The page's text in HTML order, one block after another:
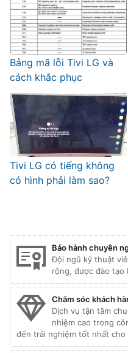
Bảng mã lỗi Tivi LG và
cách khắc phục
Tivi LG có tiếng không
có hình phải làm sao?
Bảo hành chuyên
Đội ngũ kỹ thuật
rộng, được đào tạo
Chăm sóc khách
Dịch vụ tận tâm
nhiệm cao trong
đến trải nghiệm tốt nhất cho